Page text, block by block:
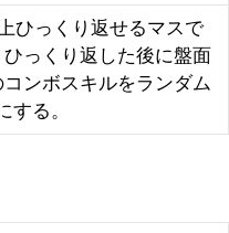
ひっくり返せるマスで
っくり返した後に盤面
ンボスキルをランダム
する。